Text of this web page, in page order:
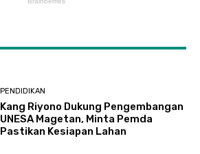
PENDIDIKAN
Kang Riyono Dukung Pengembangan
UNESA Magetan, Minta Pemda
Pastikan Kesiapan Lahan